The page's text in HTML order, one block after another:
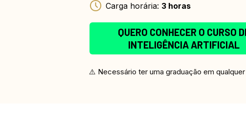
Carga horária: 3 horas
QUERO CONHECER O CURSO
INTELIGÊNCIA ARTIFICIAL
⚠️ Necessário ter uma graduação em qualquer